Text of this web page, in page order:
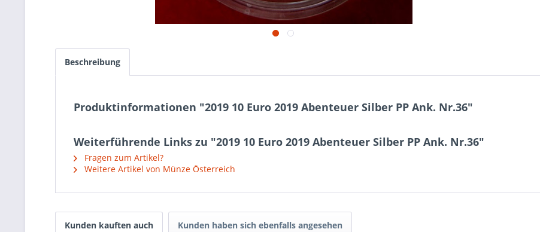
Beschreibung
Produktinformationen "2019 10 Euro 2019 Abenteuer Silber PP Ank. Nr.36"
Weiterführende Links zu "2019 10 Euro 2019 Abenteuer Silber PP Ank. Nr.36"
Fragen zum Artikel?
Weitere Artikel von Münze Österreich
Kunden kauften auch Kunden haben sich ebenfalls angesehen